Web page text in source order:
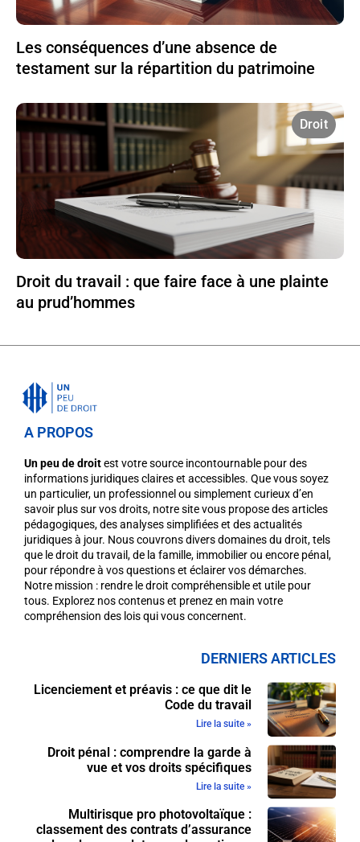
Les conséquences d’une absence de
testament sur la répartition du patrimoine
Droit
Droit du travail : que faire face à une plainte
au prud’hommes
A PROPOS
Un peu de droitest votre source incontournable pour des
informations juridiques claires et accessibles. Que vous soyez
un particulier, un professionnel ou simplement curieux d’en
savoir plus sur vos droits, notre site vous propose des articles
pédagogiques, des analyses simplifiées et des actualités
juridiques à jour. Nous couvrons divers domaines du droit, tels
que le droit du travail, de la famille, immobilier ou encore pénal,
pour répondre à vos questions et éclairer vos démarches.
Notre mission : rendre le droit compréhensible et utile pour
tous. Explorez nos contenus et prenez en main votre
compréhension des lois qui vous concernent.
DERNIERS ARTICLES
Licenciement et préavis : ce que dit le
Code du travail
Lire la suite »
Droit pénal : comprendre la garde à
vue et vos droits spécifiques
Lire la suite »
Multirisque pro photovoltaïque :
classement des contrats d’assurance